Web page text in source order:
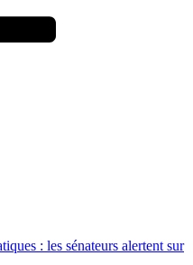
: les sénateurs alertent sur